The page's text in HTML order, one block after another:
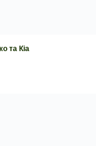
та Кіа